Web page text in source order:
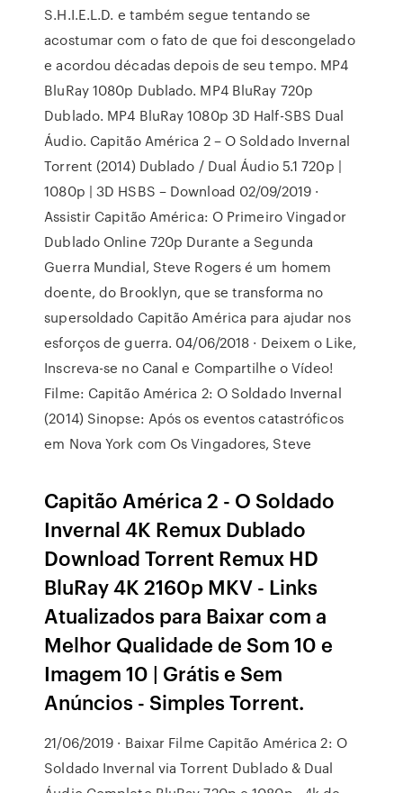
S.H.I.E.L.D. e também segue tentando se
acostumar com o fato de que foi descongelado
e acordou décadas depois de seu tempo. MP4
BluRay 1080p Dublado. MP4 BluRay 720p
Dublado. MP4 BluRay 1080p 3D Half-SBS Dual
Áudio. Capitão América 2 – O Soldado Invernal
Torrent (2014) Dublado / Dual Áudio 5.1 720p |
1080p | 3D HSBS – Download 02/09/2019 ·
Assistir Capitão América: O Primeiro Vingador
Dublado Online 720p Durante a Segunda
Guerra Mundial, Steve Rogers é um homem
doente, do Brooklyn, que se transforma no
supersoldado Capitão América para ajudar nos
esforços de guerra. 04/06/2018 · Deixem o Like,
Inscreva-se no Canal e Compartilhe o Vídeo!
Filme: Capitão América 2: O Soldado Invernal
(2014) Sinopse: Após os eventos catastróficos
em Nova York com Os Vingadores, Steve
Capitão América 2 - O Soldado
Invernal 4K Remux Dublado
Download Torrent Remux HD
BluRay 4K 2160p MKV - Links
Atualizados para Baixar com a
Melhor Qualidade de Som 10 e
Imagem 10 | Grátis e Sem
Anúncios - Simples Torrent.
21/06/2019 · Baixar Filme Capitão América 2: O
Soldado Invernal via Torrent Dublado & Dual